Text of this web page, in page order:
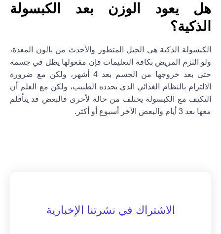
هل يعود الوزن بعد الكبسولة
الذكية؟
الكبسولة الذكية هي الجيل المتطور والأحدث من بالون المعدة،
ولو التزم المريض بكافة التعليمات فإن مفعولها يظل في جسمه
حتى بعد خروجها من الجسم بعد 4 أشهر، ولكن مع ضرورة
الالتزام بالنظام الغذائي الذي يحدده الطبيب، ولكن مع العلم أن
التكيف مع الكبسولة يختلف من حالة لأخرى فالبعض قد يتأقلم
معها بعد 3 أيام والبعض الآخر أسبوع أو أكثر.
الاشتراك في نشرتنا الإخبارية